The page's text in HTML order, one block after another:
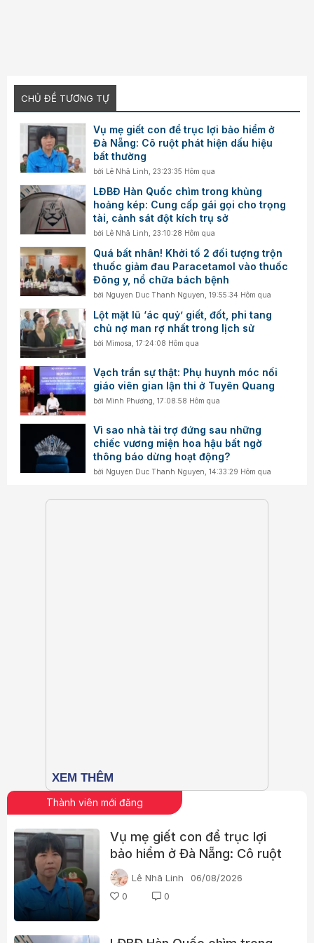
CHỦ ĐỀ TƯƠNG TỰ
Vụ mẹ giết con để trục lợi bảo hiểm ở
Đà Nẵng: Cô ruột phát hiện dấu hiệu
bất thường
bởi Lê Nhã Linh ,23:23:35 Hôm qua
LĐBĐ Hàn Quốc chìm trong khủng
hoảng kép: Cung cấp gái gọi cho trọng
tài, cảnh sát đột kích trụ sở
bởi Lê Nhã Linh ,23:10:28 Hôm qua
Quá bất nhân! Khởi tố 2 đối tượng trộn
thuốc giảm đau Paracetamol vào thuốc
Đông y, nổ chữa bách bệnh
bởi Nguyen Duc Thanh Nguyen ,19:55:34 Hôm qua
Lột mặt lũ ‘ác quỷ’ giết, đốt, phi tang
chủ nợ man rợ nhất trong lịch sử
bởi Mimosa ,17:24:08 Hôm qua
Vạch trần sự thật: Phụ huynh móc nối
giáo viên gian lận thi ở Tuyên Quang
bởi Minh Phương ,17:08:58 Hôm qua
Vì sao nhà tài trợ đứng sau những
chiếc vương miện hoa hậu bất ngờ
thông báo dừng hoạt động?
bởi Nguyen Duc Thanh Nguyen ,14:33:29 Hôm qua
Thành viên mới đăng
Vụ mẹ giết con để trục lợi
bảo hiểm ở Đà Nẵng: Cô ruột
phát hiện dấu hiệu bất thường
Lê Nhã Linh
06/08/2026
0
0